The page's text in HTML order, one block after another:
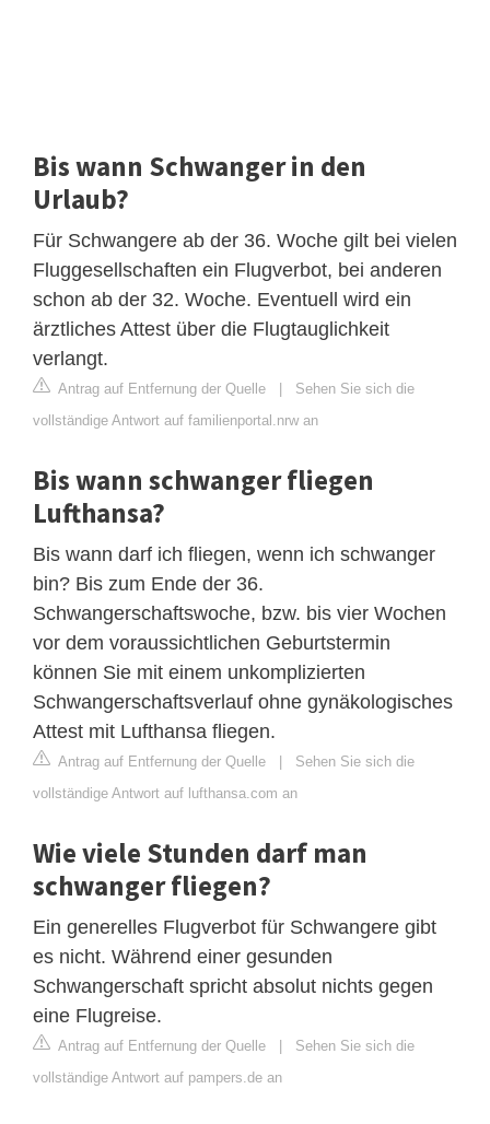
Bis wann Schwanger in den
Urlaub?
Für Schwangere ab der 36. Woche gilt bei vielen
Fluggesellschaften ein Flugverbot, bei anderen
schon ab der 32. Woche. Eventuell wird ein
ärztliches Attest über die Flugtauglichkeit
verlangt.
Antrag auf Entfernung der Quelle | Sehen Sie sich die
vollständige Antwort auf familienportal.nrw an
Bis wann schwanger fliegen
Lufthansa?
Bis wann darf ich fliegen, wenn ich schwanger
bin? Bis zum Ende der 36.
Schwangerschaftswoche, bzw. bis vier Wochen
vor dem voraussichtlichen Geburtstermin
können Sie mit einem unkomplizierten
Schwangerschaftsverlauf ohne gynäkologisches
Attest mit Lufthansa fliegen.
Antrag auf Entfernung der Quelle | Sehen Sie sich die
vollständige Antwort auf lufthansa.com an
Wie viele Stunden darf man
schwanger fliegen?
Ein generelles Flugverbot für Schwangere gibt
es nicht. Während einer gesunden
Schwangerschaft spricht absolut nichts gegen
eine Flugreise.
Antrag auf Entfernung der Quelle | Sehen Sie sich die
vollständige Antwort auf pampers.de an